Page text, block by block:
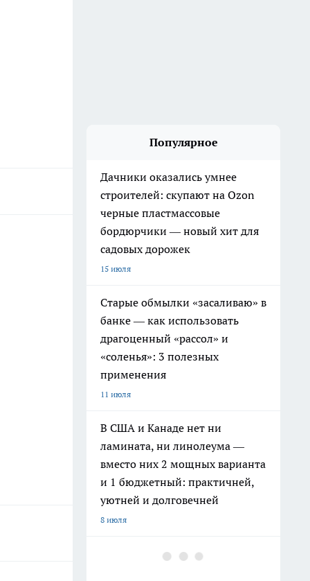
Популярное
Дачники оказались умнее
строителей: скупают на Ozon
черные пластмассовые
бордюрчики — новый хит для
садовых дорожек
15 июля
Старые обмылки «засаливаю» в
банке — как использовать
драгоценный «рассол» и
«соленья»: 3 полезных
применения
11 июля
В США и Канаде нет ни
ламината, ни линолеума —
вместо них 2 мощных варианта
и 1 бюджетный: практичней,
уютней и долговечней
8 июля
Рукастые умники скупают на